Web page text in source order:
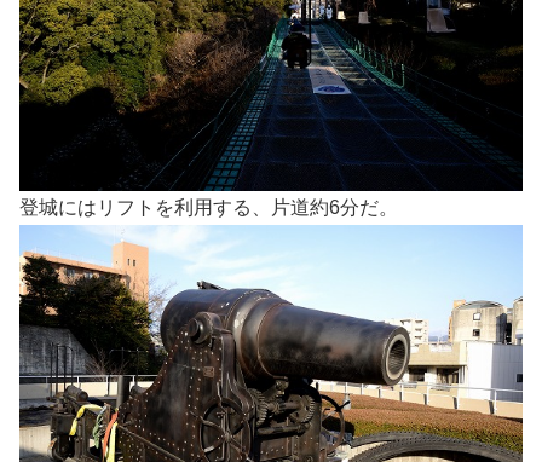
登城にはリフトを利用する、片道約6分だ。